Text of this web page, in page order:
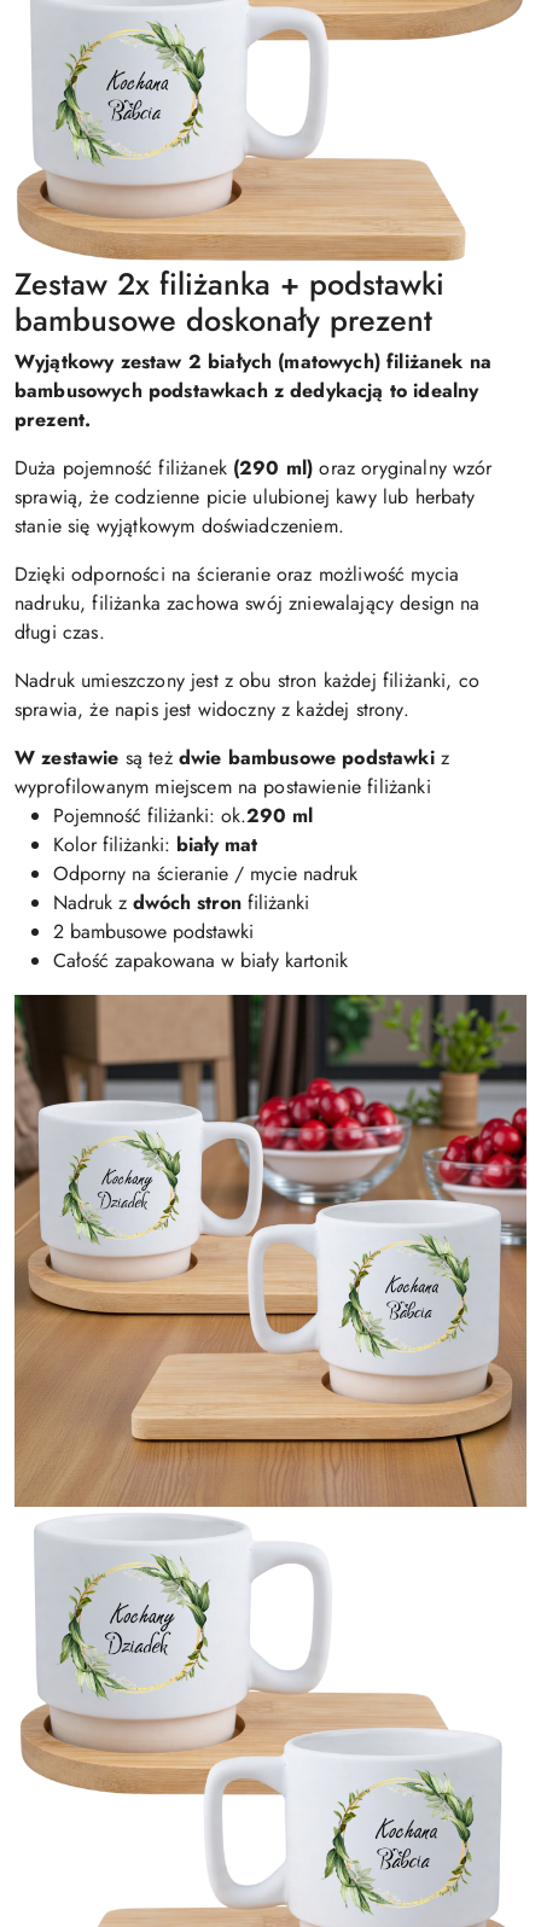
Zestaw 2x filiżanka + podstawki
bambusowe doskonały prezent
Wyjątkowy zestaw 2 białych (matowych) filiżanek na
bambusowych podstawkach z dedykacją to idealny
prezent.
Duża pojemność filiżanek (290 ml) oraz oryginalny wzór
sprawią, że codzienne picie ulubionej kawy lub herbaty
stanie się wyjątkowym doświadczeniem.
Dzięki odporności na ścieranie oraz możliwość mycia
nadruku, filiżanka zachowa swój zniewalający design na
długi czas.
Nadruk umieszczony jest z obu stron każdej filiżanki, co
sprawia, że napis jest widoczny z każdej strony.
W zestawie są też dwie bambusowe podstawkiz
wyprofilowanym miejscem na postawienie filiżanki
Pojemność filiżanki: ok.290 ml
Kolor filiżanki: biały mat
Odporny na ścieranie / mycie nadruk
Nadruk z dwóch stron filiżanki
2 bambusowe podstawki
Całość zapakowana w biały kartonik